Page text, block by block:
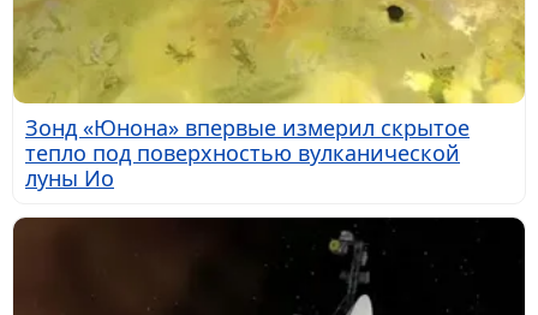
Зонд «Юнона» впервые измерил скрытое
тепло под поверхностью вулканической
луны Ио